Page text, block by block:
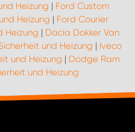
Heizung | Ford Custom
Heizung | Ford Courier
Heizung | Dacia Dokker Van
und Heizung | Iveco
und Heizung | Dodge Ram
und Heizung